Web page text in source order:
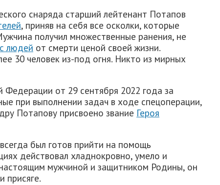
снаряда старший лейтенант Потапов
, приняв на себя все осколки, которые
получил множественные ранения, не
людей от смерти ценой своей жизни.
30 человек из-под огня. Никто из мирных
Федерации от 29 сентября 2022 года за
при выполнении задач в ходе спецоперации,
Потапову присвоено звание Героя
был готов прийти на помощь
действовал хладнокровно, умело и
мужчиной и защитником Родины, он
присяге.